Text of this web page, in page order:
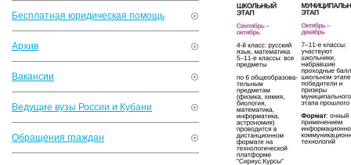
Бесплатная юридическая помощь
Архив
Вакансии
Ведущие вузы России и Кубани
Обращения граждан